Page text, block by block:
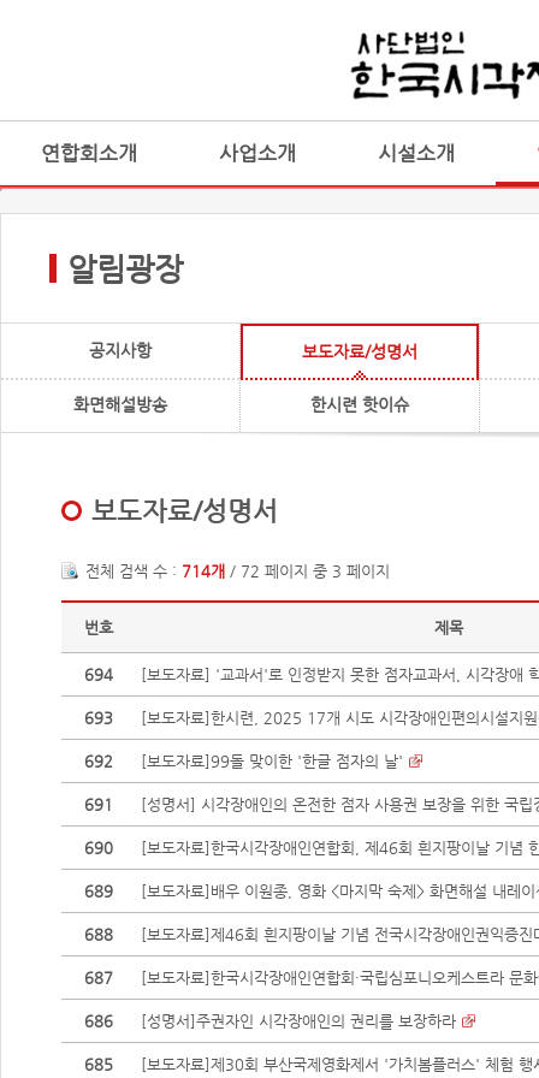
연합회소개 사업소개 시설소개
알림광장
공지사항 보도자료/성명서
화면해설방송 한시련 핫이슈
보도자료/성명서
전체 검색 수 : 714개 / 72 페이지 중 3 페이지
번호 제목
694 [보도자료] '교과서'로 인정받지 못한 점자교과서, 시각장애
693 [보도자료]한시련, 2025 17개 시도 시각장애인편의시설지
692 [보도자료]99돌 맞이한 '한글 점자의 날'
691 [성명서] 시각장애인의 온전한 점자 사용권 보장을 위한 국립
690 [보도자료]한국시각장애인연합회, 제46회 흰지팡이날 기념
689 [보도자료]배우 이원종, 영화 <마지막 숙제> 화면해설 내레
688 [보도자료]제46회 흰지팡이날 기념 전국시각장애인권익증
687 [보도자료]한국시각장애인연합회·국립심포니오케스트라 문
686 [성명서]주권자인 시각장애인의 권리를 보장하라
685 [보도자료]제30회 부산국제영화제서 '가치봄플러스' 체험 행